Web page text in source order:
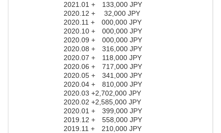
2021.01 + 133,000 JPY
2020.12 + 32,000 JPY
2020.11 + 000,000 JPY
2020.10 + 000,000 JPY
2020.09 + 000,000 JPY
2020.08 + 316,000 JPY
2020.07 + 118,000 JPY
2020.06 + 717,000 JPY
2020.05 + 341,000 JPY
2020.04 + 810,000 JPY
2020.03 +2,702,000 JPY
2020.02 +2,585,000 JPY
2020.01 + 399,000 JPY
2019.12 + 558,000 JPY
2019.11 + 210,000 JPY